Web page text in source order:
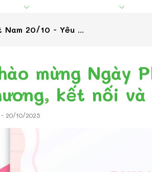
Nam 20/10 - Yêu ...
mừng Ngày
kết nối
- 20/10/2025